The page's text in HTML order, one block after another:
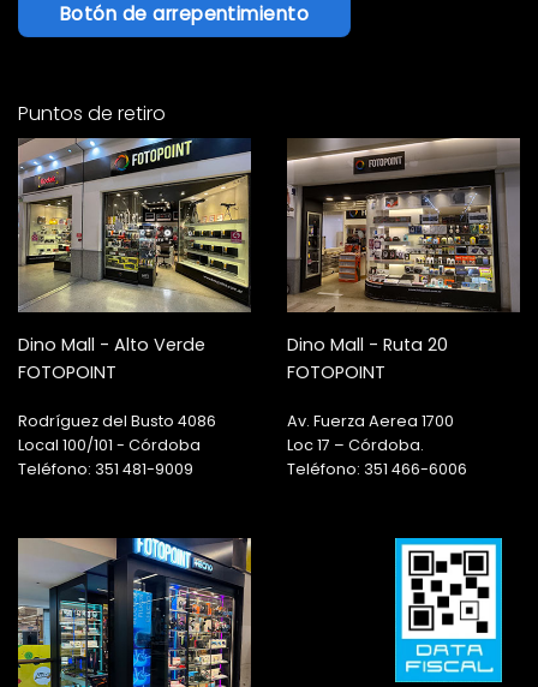
Botón de arrepentimiento
Puntos de retiro
Dino Mall - Alto Verde
FOTOPOINT
Rodríguez del Busto 4086
Local 100/101 - Córdoba
Teléfono: 351 481-9009
Dino Mall - Ruta 20
FOTOPOINT
Av. Fuerza Aerea 1700
Loc 17 – Córdoba.
Teléfono: 351 466-6006